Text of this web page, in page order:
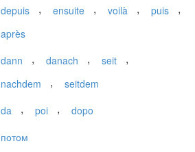
depuis , ensuite , voilà , puis ,
après
dann , danach , seit ,
nachdem , seitdem
da , poi , dopo
потом